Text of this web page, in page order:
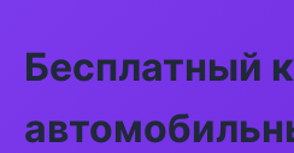
Бесплатный